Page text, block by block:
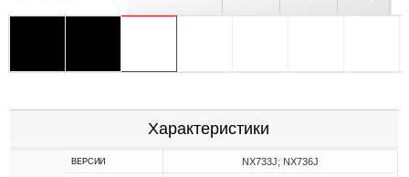
Характеристики
ВЕРСИИ NX733J; NX736J